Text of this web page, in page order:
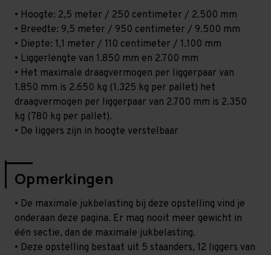
• Hoogte: 2,5 meter / 250 centimeter / 2.500 mm
• Breedte: 9,5 meter / 950 centimeter / 9.500 mm
• Diepte: 1,1 meter / 110 centimeter / 1.100 mm
• Liggerlengte van 1.850 mm en 2.700 mm
• Het maximale draagvermogen per liggerpaar van
1.850 mm is 2.650 kg (1.325 kg per pallet) het
draagvermogen per liggerpaar van 2.700 mm is 2.350
kg (780 kg per pallet).
• De liggers zijn in hoogte verstelbaar
Opmerkingen
• De maximale jukbelasting bij deze opstelling vind je
onderaan deze pagina. Er mag nooit meer gewicht in
één sectie, dan de maximale jukbelasting.
• Deze opstelling bestaat uit 5 staanders, 12 liggers van